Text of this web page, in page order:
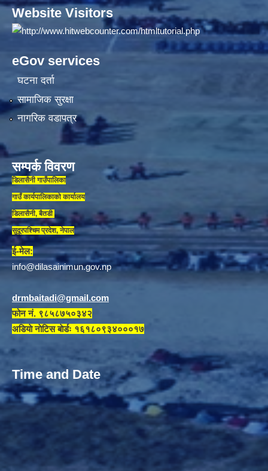
Website Visitors
eGov services
घटना दर्ता
सामाजिक सुरक्षा
नागरिक वडापत्र
सम्पर्क विवरण
डिलासैनी गाउँपालिका
गाउँ कार्यपालिकाकाे कार्यालय
डिलासैनी, बैतडी
सुदूरपश्चिम प्रदेश, नेपाल
ई-मेल:
info@dilasainimun.gov.np
drmbaitadi@gmail.com
फोन नं. ९८५८७५०३४२
अडियाे नाेटिस बाेर्डः १६१८०९३४०००१७
Time and Date